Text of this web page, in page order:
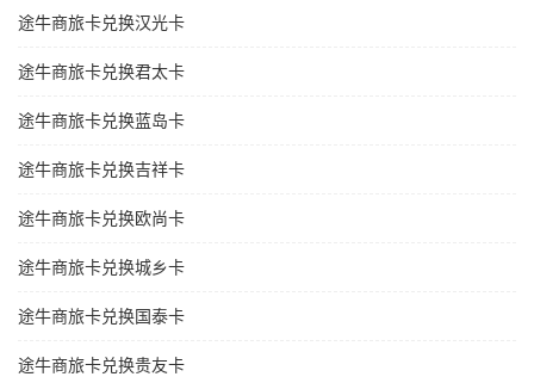
途牛商旅卡兑换汉光卡
途牛商旅卡兑换君太卡
途牛商旅卡兑换蓝岛卡
途牛商旅卡兑换吉祥卡
途牛商旅卡兑换欧尚卡
途牛商旅卡兑换城乡卡
途牛商旅卡兑换国泰卡
途牛商旅卡兑换贵友卡